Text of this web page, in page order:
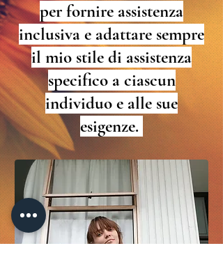
per fornire assistenza
inclusiva e adattare sempre
il mio stile di assistenza
specifico a ciascun
individuo e alle sue
esigenze.